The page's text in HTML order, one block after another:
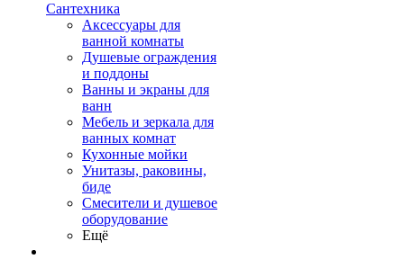
Сантехника
Аксессуары для
ванной комнаты
Душевые ограждения
и поддоны
Ванны и экраны для
ванн
Мебель и зеркала для
ванных комнат
Кухонные мойки
Унитазы, раковины,
биде
Смесители и душевое
оборудование
Ещё